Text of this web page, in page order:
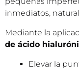
este tratamiento
sustancia
pequeñas
inmediatos,
Mediante la